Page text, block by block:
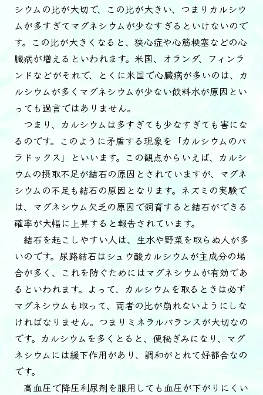
シウムの比が大切で、この比が大きい、つまりカルシウ
ムが多すぎてマグネシウムが少なすぎるといけないので
す。この比が大きくなると、狭心症や心筋梗塞などの心
臓病が増えるといわれます。米国、オランダ、フィンラ
ンドなどがそれで、とくに米国で心臓病が多いのは、カ
ルシウムが多くマグネシウムが少ない飲料水が原因とい
っても過言ではありません。
つまり、カルシウムは多すぎても少なすぎても害にな
るのです。このように矛盾する現象を「カルシウムのパ
ラドックス」といいます。この観点からいえば、カルシ
ウムの摂取不足が結石の原因とされていますが、マグネ
シウムの不足も結石の原因となります。ネズミの実験で
は、マグネシウム欠乏の原因で飼育すると結石ができる
確率が大幅に上昇すると報告されています。
結石を起こしやすい人は、生水や野菜を取らぬ人が多
いのです。尿路結石はシュウ酸カルシウムが主成分の場
合が多く、これを防ぐためにはマグネシウムが有効であ
るといわれます。よって、カルシウムを取るときは必ず
マグネシウムも取って、両者の比が崩れないようにしな
ければなりません。つまりミネラルバランスが大切なの
です。カルシウムを多くとると、便秘ぎみになり、マグ
ネシウムには緩下作用があり、調和がとれて好都合なの
です。
高血圧で降圧利尿剤を服用しても血圧が下がりにくい